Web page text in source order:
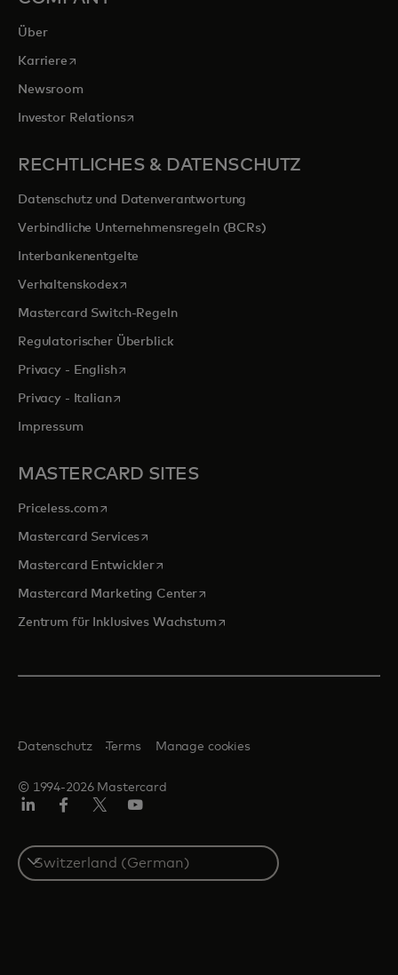
Über
Karrierewird in einer neuen Registerkarte geöffnet
Newsroom
Investor Relationswird in einer neuen Registerkarte geöffnet
RECHTLICHES & DATENSCHUTZ
Datenschutz und Datenverantwortung
Verbindliche Unternehmensregeln (BCRs)
Interbankenentgelte
Verhaltenskodexwird in einer neuen Registerkarte geöffnet
Mastercard Switch-Regeln
Regulatorischer Überblick
Privacy - Englishwird in einer neuen Registerkarte geöffnet
Privacy - Italianwird in einer neuen Registerkarte geöffnet
Impressum
MASTERCARD SITES
Priceless.com wird in einer neuen Registerkarte geöffnet
Mastercard Serviceswird in einer neuen Registerkarte geöffnet
Mastercard Entwicklerwird in einer neuen Registerkarte
Mastercard Marketing Centerwird in einer neuen
Zentrum für Inklusives Wachstumwird in einer neuen
© 1994-2026 Mastercard
Datenschutz Terms Manage cookies
Select
a
country